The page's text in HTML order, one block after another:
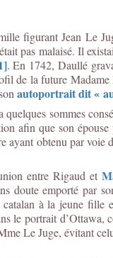
figurant Jean Le
pas malaisé. Il
. En 1742, Daullé
de la future
autoportrait dit «
sommes
afin que son épouse
obtenu par voie
entre Rigaud et
doute emporté par
à la jeune
le portrait d’Ottawa,
Le Juge, évitant